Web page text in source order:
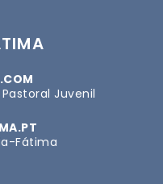
Juvenil
Fátima